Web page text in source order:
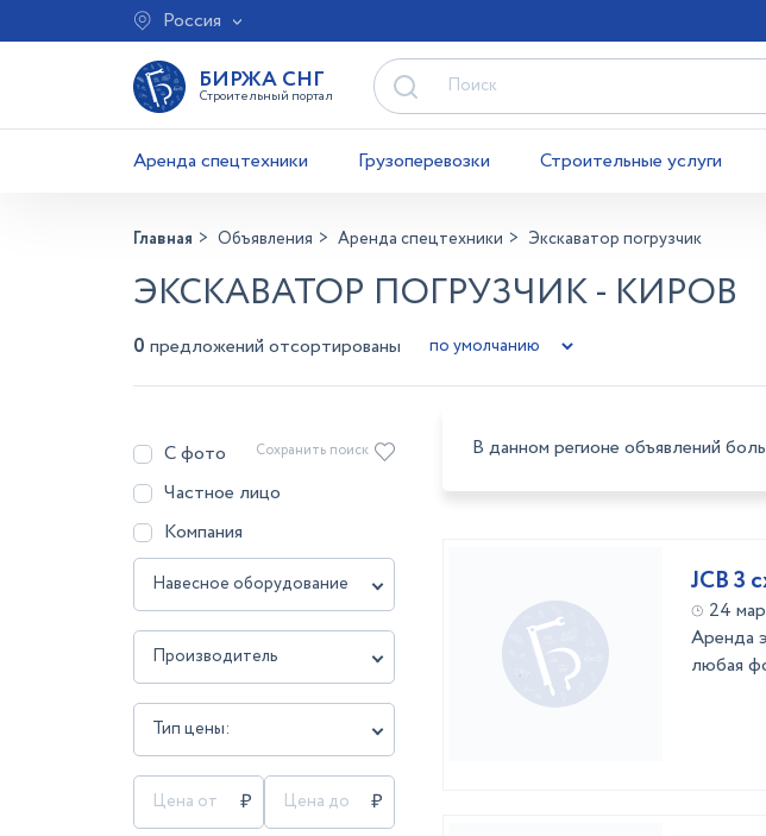
Россия
БИРЖА СНГ
Строительный портал
Аренда спецтехники Грузоперевозки Строительные услуги
Главная Объявления Аренда спецтехники Экскаватор погрузчик
ЭКСКАВАТОР ПОГРУЗЧИК - КИРОВ
0 предложений отсортированы
С фото
Частное лицо
Компания
Навесное оборудование
Производитель
Тип цены:
Сохранить поиск В данном регионе объявлений
JCB 3
24
Аренда
любая